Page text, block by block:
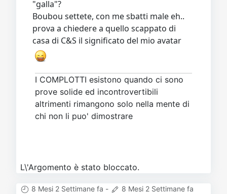
"galla"?
Boubou settete, con me sbatti male eh..
prova a chiedere a quello scappato di
casa di C&S il significato del mio avatar
I COMPLOTTI esistono quando ci sono
prove solide ed incontrovertibili
altrimenti rimangono solo nella mente di
chi non li puo' dimostrare
L\'Argomento è stato bloccato.
8 Mesi 2 Settimane fa -
8 Mesi 2 Settimane fa